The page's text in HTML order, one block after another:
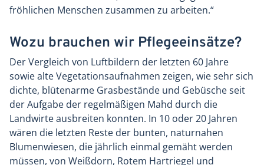
fröhlichen Menschen zusammen zu arbeiten.“
Wozu brauchen wir Pflegeeinsätze?
Der Vergleich von Luftbildern der letzten 60 Jahre
sowie alte Vegetationsaufnahmen zeigen, wie sehr sich
dichte, blütenarme Grasbestände und Gebüsche seit
der Aufgabe der regelmäßigen Mahd durch die
Landwirte ausbreiten konnten. In 10 oder 20 Jahren
wären die letzten Reste der bunten, naturnahen
Blumenwiesen, die jährlich einmal gemäht werden
müssen, von Weißdorn, Rotem Hartriegel und